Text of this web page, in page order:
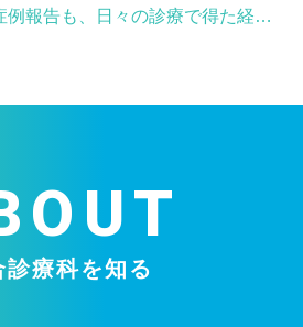
例報告も、日々の診療で得た経験
診療科を知る